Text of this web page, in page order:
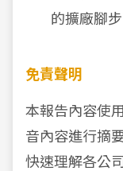
的擴廠腳
免責聲明
本報告內容使
音內容進行摘
快速理解各公